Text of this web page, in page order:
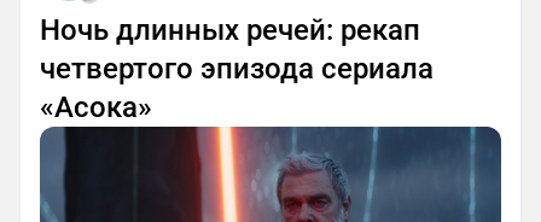
Ночь длинных речей: рекап
четвертого эпизода сериала
«Асока»